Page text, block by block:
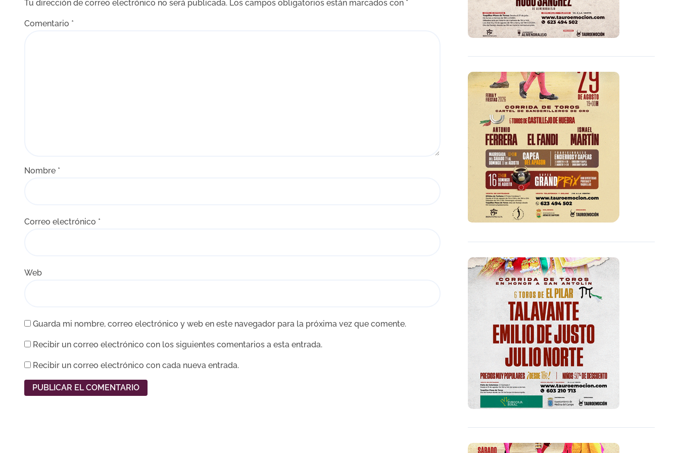
a
Tu dirección de correo electrónico no será publicada. Los campos obligatorios están marcados con *
Comentario *
Nombre *
Correo electrónico *
Web
Guarda mi nombre, correo electrónico y web en este navegador para la próxima vez que comente.
Recibir un correo electrónico con los siguientes comentarios a esta entrada.
Recibir un correo electrónico con cada nueva entrada.